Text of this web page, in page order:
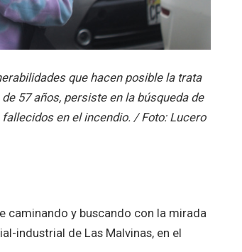
que hacen posible la trata
57 años, persiste en la búsqueda de
en el incendio. / Foto: Lucero
caminando y buscando con la mirada
industrial de Las Malvinas, en el